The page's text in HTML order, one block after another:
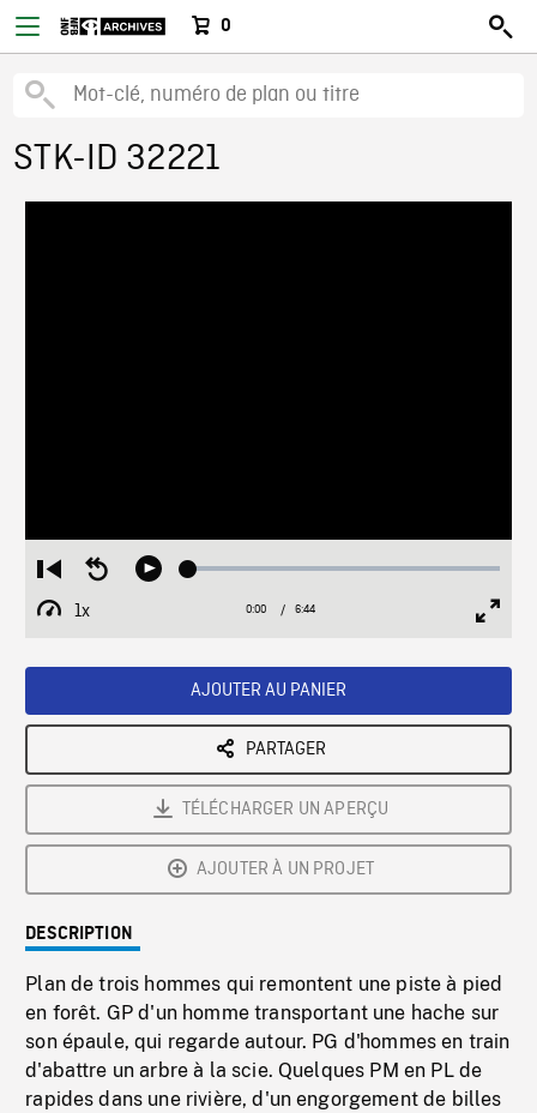
0
STK-ID 32221
Restart
from
beginning
Seek
Play Loaded:
1x
Playback
Current
0:00 / Duration
6:44
AJOUTER AU PANIER
PARTAGER
TÉLÉCHARGER UN APERÇU
AJOUTER À UN PROJET
DESCRIPTION
Plan de trois hommes qui remontent une piste à pied
en forêt. GP d'un homme transportant une hache sur
son épaule, qui regarde autour. PG d'hommes en train
d'abattre un arbre à la scie. Quelques PM en PL de
rapides dans une rivière, d'un engorgement de billes